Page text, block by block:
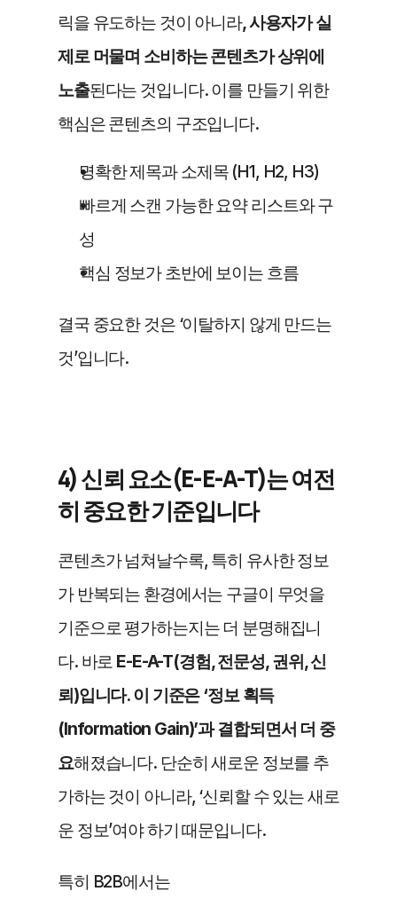
릭을 유도하는 것이 아니라, 사용자가 실
제로 머물며 소비하는 콘텐츠가 상위에
노출된다는 것입니다. 이를 만들기 위한
핵심은 콘텐츠의 구조입니다.
명확한 제목과 소제목 (H1, H2, H3)
빠르게 스캔 가능한 요약 리스트와 구
성
핵심 정보가 초반에 보이는 흐름
결국 중요한 것은 ‘이탈하지 않게 만드는
것’입니다.
4) 신뢰 요소(E-E-A-T)는 여전
히 중요한 기준입니다
콘텐츠가 넘쳐날수록, 특히 유사한 정보
가 반복되는 환경에서는 구글이 무엇을
기준으로 평가하는지는 더 분명해집니
다. 바로 E-E-A-T(경험, 전문성, 권위, 신
뢰)입니다. 이 기준은 ‘정보 획득
(Information Gain)’과 결합되면서 더 중
요해졌습니다. 단순히 새로운 정보를 추
가하는 것이 아니라, ‘신뢰할 수 있는 새로
운 정보’여야 하기 때문입니다.
특히 B2B에서는